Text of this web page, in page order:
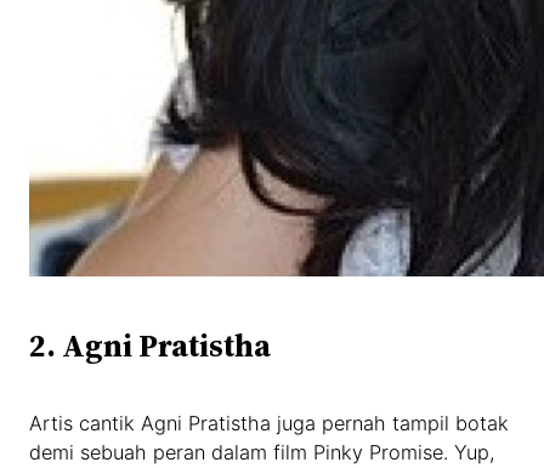
2. Agni Pratistha
Artis cantik Agni Pratistha juga pernah tampil botak
demi sebuah peran dalam film Pinky Promise. Yup,